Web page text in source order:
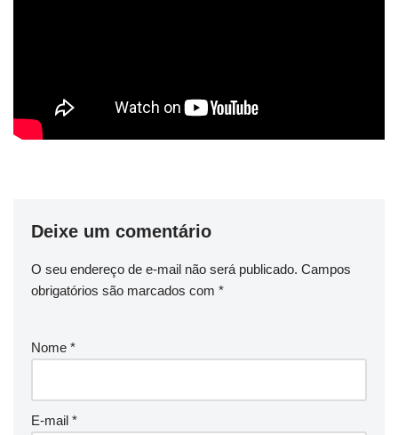
Deixe um comentário
O seu endereço de e-mail não será publicado. Campos
obrigatórios são marcados com *
Nome *
E-mail *